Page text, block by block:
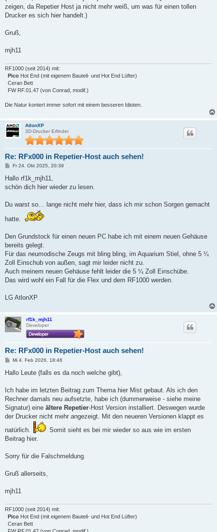
zeigen, da Repetier Host ja nicht mehr weiß, um was für einen tollen
Drucker es sich hier handelt.)
Gruß,
mjh11
RF1000 (seit 2014) mit:
Pico Hot End (mit eigenem Bauteil- und Hot End Lüfter)
Ceran Bett
FW RF.01.47 (von Conrad, modif.)
Die Natur kontert immer sofort mit einem besseren Idioten.
AtlonXP
3D-Drucker Erfinder
Re: RFx000 in Repetier-Host auch sehen!
B
i
r
Fr 24. Okt 2025, 20:39
Hallo rf1k_mjh11,
schön dich hier wieder zu lesen.
Du warst so… lange nicht mehr hier, dass ich mir schon Sorgen gemacht
hatte.
Den Grundstock für einen neuen PC habe ich mit einem neuen Gehäuse
bereits gelegt.
Für das neumodische Zeugs mit bling bling, im Aquarium Stiel, ohne 5 ¼
Zoll Einschub von außen, sagt mir leider nicht zu.
Auch meinem neuen Gehäuse fehlt leider die 5 ¼ Zoll Einschübe.
Das wird wohl ein Fall für die Flex und dem RF1000 werden.
LG AtlonXP
rf1k_mjh11
Developer
Re: RFx000 in Repetier-Host auch sehen!
B
i
a
Mi 4. Feb 2026, 18:46
Hallo Leute (falls es da noch welche gibt),
Ich habe im letzten Beitrag zum Thema hier Mist gebaut. Als ich den
Rechner damals neu aufsetzte, habe ich (dummerweise - siehe meine
Signatur) eine ältere Repetier-Host Version installiert. Deswegen wurde
der Drucker nicht mehr angezeigt. Mit den neueren Versionen klappt es
natürlich.
Somit sieht es bei mir wieder so aus wie im ersten
Beitrag hier.
Sorry für die Falschmeldung.
Gruß allerseits,
mjh11
RF1000 (seit 2014) mit:
Pico Hot End (mit eigenem Bauteil- und Hot End Lüfter)
Ceran Bett